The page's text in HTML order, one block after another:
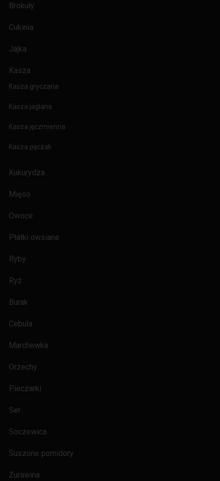
Brokuły
Cukinia
Jajka
Kasza
Kasza gryczana
Kasza jaglana
Kasza jęczmienna
Kasza pęczak
Kukurydza
Mięso
Owoce
Płatki owsiane
Ryby
Ryż
Burak
Cebula
Marchewka
Orzechy
Pieczarki
Ser
Soczewica
Suszone pomidory
Żurawina